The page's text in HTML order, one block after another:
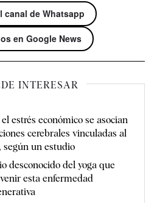
canal de Whatsapp
en Google News
INTERESAR
estrés económico se asocian
cerebrales vinculadas al
según un estudio
desconocido del yoga que
esta enfermedad